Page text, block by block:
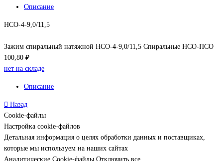
Описание
НСО-4-9,0/11,5
Зажим спиральный натяжной НСО-4-9,0/11,5 Спиральные НСО-ПСО
100,80 ₽
нет на складе
Описание
Назад
Cookie-файлы
Настройка cookie-файлов
Детальная информация о целях обработки данных и поставщиках,
которые мы используем на наших сайтах
Аналитические Cookie-файлы Отключить все